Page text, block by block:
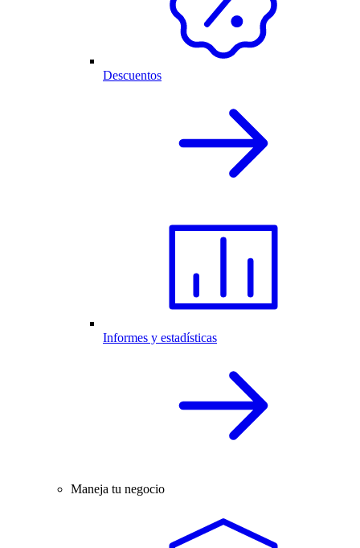
Descuentos
Informes y estadísticas
Maneja tu negocio